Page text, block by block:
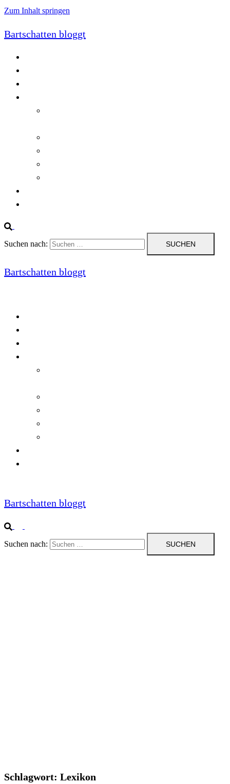
Zum Inhalt springen
Bartschatten bloggt
Suchen nach:
Bartschatten bloggt
Bartschatten bloggt
Suchen nach:
Schlagwort: Lexikon